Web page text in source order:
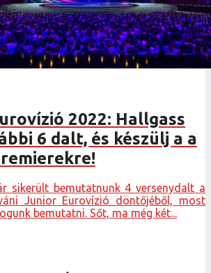
2022: Hallgass
6 dalt, és készülj a a
sikerült bemutatnunk 4 versenydalt a
Junior Eurovízió döntőjéből, most
bemutatni. Sőt, ma még két...